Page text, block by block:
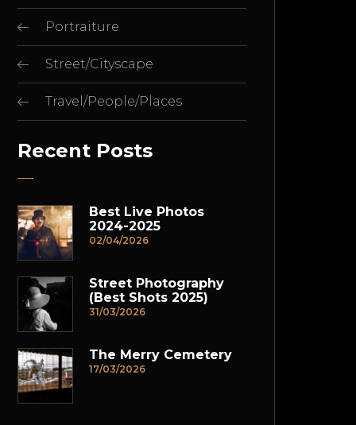
Portraiture
Street/Cityscape
Travel/People/Places
Recent Posts
Best Live Photos
2024-2025
02/04/2026
Street Photography
(Best Shots 2025)
31/03/2026
The Merry Cemetery
17/03/2026